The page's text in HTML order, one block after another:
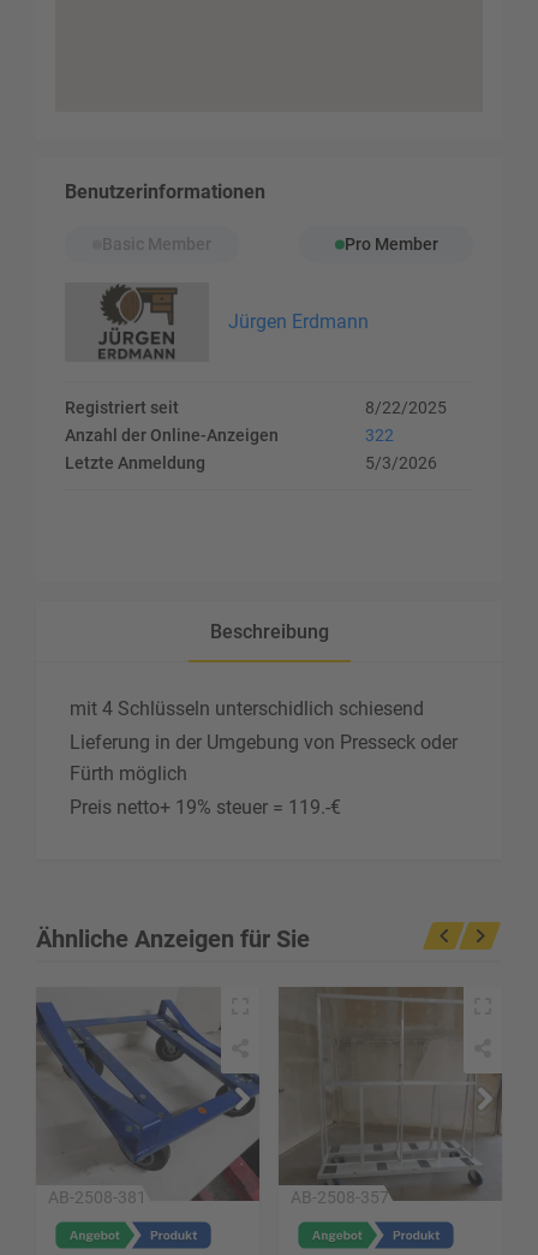
Benutzerinformationen
Basic Member Pro Member
Jürgen Erdmann
Registriert seit
8/22/2025
Anzahl der Online-Anzeigen
322
Letzte Anmeldung
5/3/2026
Beschreibung
mit 4 Schlüsseln unterschidlich schiesend
Lieferung in der Umgebung von Presseck oder
Fürth möglich
Preis netto+ 19% steuer = 119.-€
Ähnliche Anzeigen für Sie
AB-2508-381 AB-2508-357